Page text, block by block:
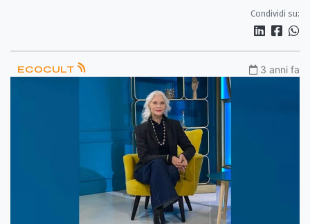
Condividi su:
ECOCULT 3 anni fa